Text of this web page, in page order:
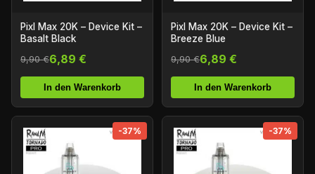
Pixl Max 20K – Device Kit –
Basalt Black
9,90 €6,89 €
In den Warenkorb
Pixl Max 20K – Device Kit –
Breeze Blue
9,90 €6,89 €
In den Warenkorb
-37% -37%